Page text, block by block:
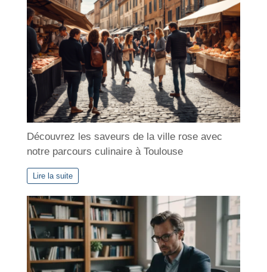
e
s
Découvrez les saveurs de la ville rose avec
notre parcours culinaire à Toulouse
Lire la suite